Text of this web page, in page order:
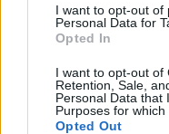
I want to opt-out of
Personal Data for
Opted In
I want to opt-out of
Retention, Sale,
Personal Data that
Purposes for which
Opted Out
ΓΝΩΜΕΣ